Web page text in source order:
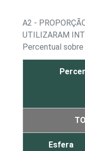
A2 -
UTILIZARAM
Percentual
Esfera